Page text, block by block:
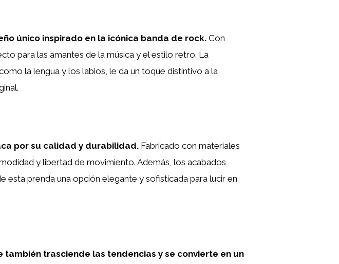
único inspirado en la icónica banda de rock. Con
para las amantes de la música y el estilo retro. La
la lengua y los labios, le da un toque distintivo a la
por su calidad y durabilidad. Fabricado con materiales
y libertad de movimiento. Además, los acabados
prenda una opción elegante y sofisticada para lucir en
trasciende las tendencias y se convierte en un